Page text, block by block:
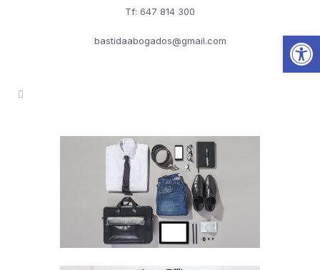
Tf: 647 814 300
bastidaabogados@gmail.com Abrir